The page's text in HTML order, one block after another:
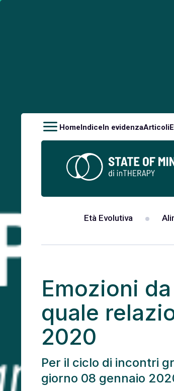
HomeIndiceIn evidenzaArticoli
Età Evolutiva
Emozioni
quale
2020
Per il ciclo di incontri
giorno 08 gennaio